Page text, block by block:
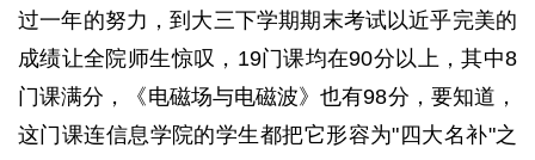
过一年的努力，到大三下学期期末考试以近乎完美的
成绩让全院师生惊叹，19门课均在90分以上，其中8
门课满分，《电磁场与电磁波》也有98分，要知道，
这门课连信息学院的学生都把它形容为"四大名补"之